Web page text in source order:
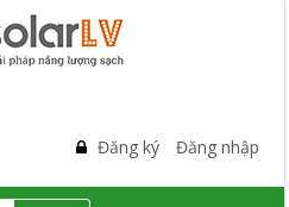
Đăng ký Đăng nhập